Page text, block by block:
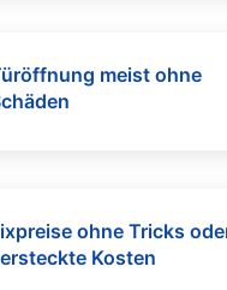
meist ohne
ohne Tricks
Kosten